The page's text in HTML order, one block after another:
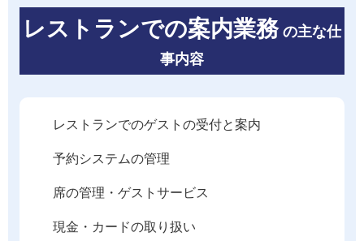
レストランでの案内業務 の主な仕
事内容
レストランでのゲストの受付と案内
予約システムの管理
席の管理・ゲストサービス
現金・カードの取り扱い